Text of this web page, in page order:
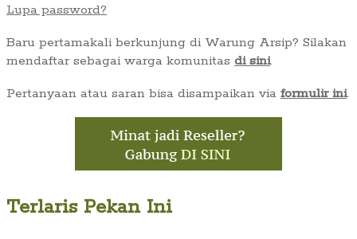
Lupa password?
Baru pertamakali berkunjung di Warung Arsip? Silakan
mendaftar sebagai warga komunitas di sini.
Pertanyaan atau saran bisa disampaikan via formulir ini.
Terlaris Pekan Ini